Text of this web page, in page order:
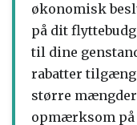
økonomisk
på dit
til dine
rabatter
større
opmærksom på